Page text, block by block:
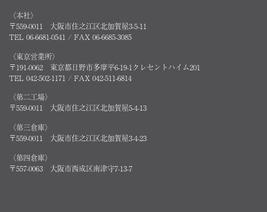
〈本社〉
〒559-0011 大阪市住之江区北加賀屋3-5-11
TEL 06-6681-0541 / FAX 06-6685-3085
〈東京営業所〉
〒191-0062 東京都日野市多摩平6-19-1クレセントハイム201
TEL 042-502-1171 / FAX 042-511-6814
〈第二工場〉
〒559-0011 大阪市住之江区北加賀屋5-4-13
〈第三倉庫〉
〒559-0011 大阪市住之江区北加賀屋3-4-23
〈第四倉庫〉
〒557-0063 大阪市西成区南津守7-13-7